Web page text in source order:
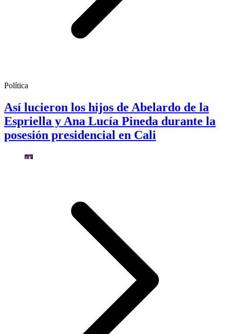
Política
Así lucieron los hijos de Abelardo de la
Espriella y Ana Lucía Pineda durante la
posesión presidencial en Cali